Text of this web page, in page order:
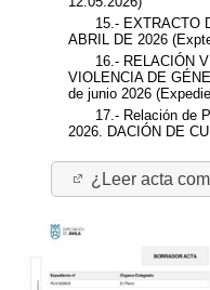
15.- EXTRACTO
ABRIL DE 2026
16.- RELACIÓN
VIOLENCIA DE
de junio 2026
17.- Relación de
2026. DACIÓN DE
¿Leer acta